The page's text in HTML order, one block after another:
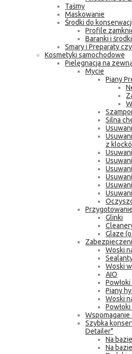
Taśmy
Maskowanie
Środki do konserwacji
Profile
Baranki i
Smary i Preparaty
Kosmetyki samochodowe
Pielęgnacja na
Mycie
Piany
Silna
z
Glinki
Glaze
Woski
Woski
AIO
Piany
Woski
Wspomaganie
Szybka
Detailer"
Na
Na